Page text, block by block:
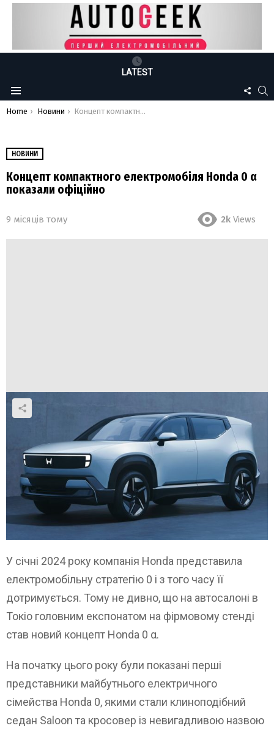
LATEST
Menu
US
You are here:
Home Новини Концепт компактного електромобіля Honda 0 α показали офіційно
НОВИНИ
Концепт компактного електромобіля Honda 0 α
показали офіційно
9 місяців тому 2k Views
У січні 2024 року компанія Honda представила
електромобільну стратегію 0 і з того часу її
дотримується. Тому не дивно, що на автосалоні в
Токіо головним експонатом на фірмовому стенді
став новий концепт Honda 0 α.
На початку цього року були показані перші
представники майбутнього електричного
сімейства Honda 0, якими стали клиноподібний
седан Saloon та кросовер із невигадливою назвою